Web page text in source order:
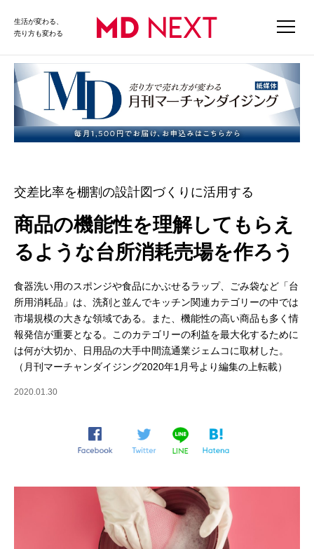
生活が変わる、
売り方も変わる
交差比率を棚割の設計図づくりに活用する
商品の機能性を理解してもらえ
るような台所消耗売場を作ろう
食器洗い用のスポンジや食品にかぶせるラップ、ごみ袋など「台
所用消耗品」は、洗剤と並んでキッチン関連カテゴリーの中では
市場規模の大きな領域である。また、機能性の高い商品も多く情
報発信が重要となる。このカテゴリーの利益を最大化するために
は何が大切か、日用品の大手中間流通業ジェムコに取材した。
（月刊マーチャンダイジング2020年1月号より編集の上転載）
2020.01.30